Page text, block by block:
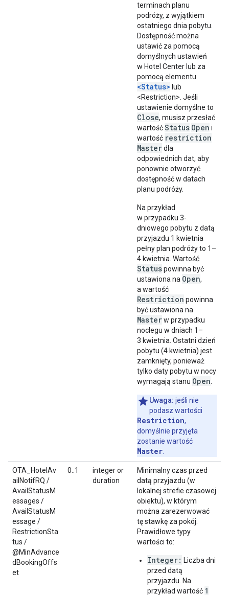
terminach planu
podróży, z wyjątkiem
ostatniego dnia pobytu.
Dostępność można
ustawić za pomocą
domyślnych ustawień
w Hotel Center lub za
pomocą elementu
<Status> lub
<Restriction>. Jeśli
ustawienie domyślne to
Close, musisz przesłać
wartośćStatus Open i
wartość restriction
Masterdla
odpowiednich dat, aby
ponownie otworzyć
dostępność w datach
planu podróży.
Na przykład
w przypadku 3-
dniowego pobytu z datą
przyjazdu 1 kwietnia
pełny plan podróży to 1–
4 kwietnia. Wartość
Statuspowinna być
ustawiona na Open,
a wartość
Restriction powinna
być ustawiona na
Masterw przypadku
noclegu w dniach 1–
3 kwietnia. Ostatni dzień
pobytu (4 kwietnia) jest
zamknięty, ponieważ
tylko daty pobytu w nocy
wymagają stanu Open
Uwaga: jeśli nie
podasz wartości
Restriction,
domyślnie przyjęta
zostanie wartość
Master
OTA_HotelAv
ailNotifRQ /
AvailStatusM
essages /
AvailStatusM
essage /
RestrictionSta
tus /
@MinAdvance
dBookingOffs
et
0..1
integer or
duration
Minimalny czas przed
datą przyjazdu (w
lokalnej strefie czasowej
obiektu), w którym
można zarezerwować
tę stawkę za pokój.
Prawidłowe typy
wartości to:
Integer: Liczba dni
przed datą
przyjazdu. Na
przykład wartość 1